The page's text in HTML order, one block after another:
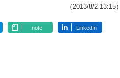
（2013/8/2 13:15）
note LinkedIn